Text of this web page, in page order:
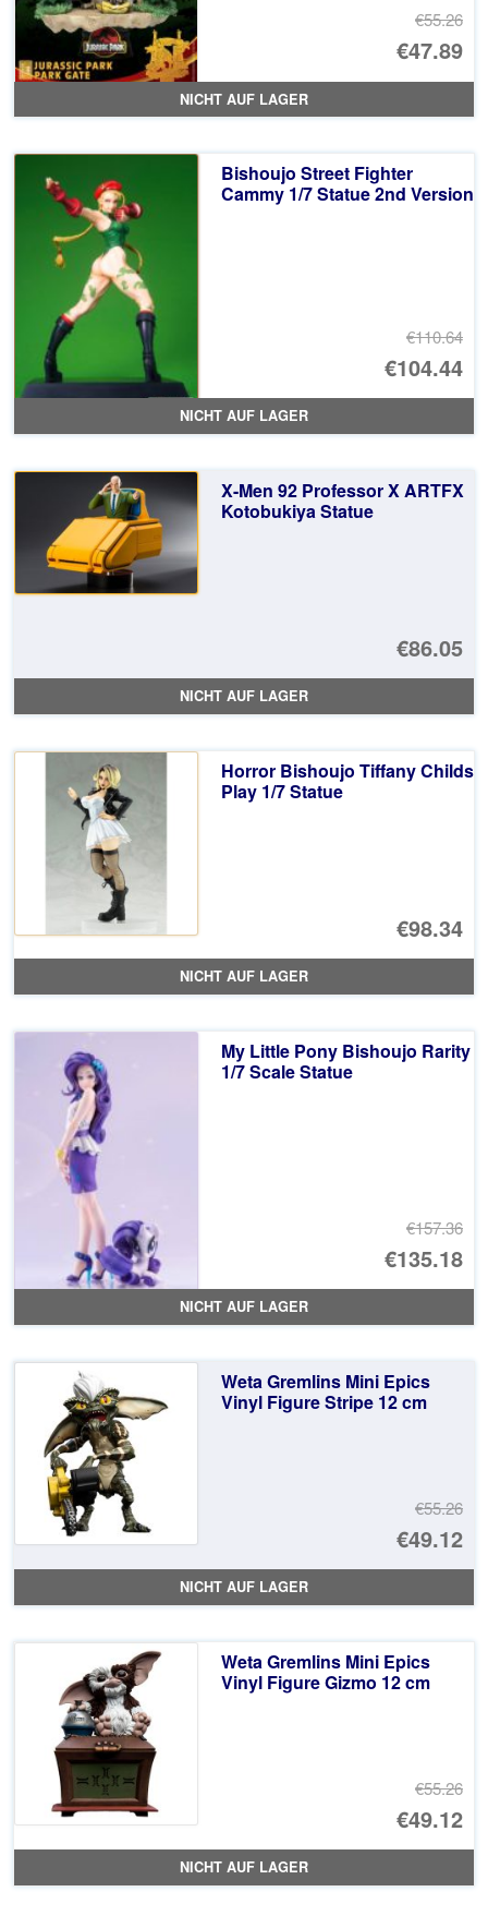
€55.26
€47.89
NICHT AUF LAGER
Bishoujo Street Fighter
Cammy 1/7 Statue 2nd Version
€110.64
€104.44
NICHT AUF LAGER
X-Men 92 Professor X ARTFX
Kotobukiya Statue
€86.05
NICHT AUF LAGER
Horror Bishoujo Tiffany Childs
Play 1/7 Statue
€98.34
NICHT AUF LAGER
My Little Pony Bishoujo Rarity
1/7 Scale Statue
€157.36
€135.18
NICHT AUF LAGER
Weta Gremlins Mini Epics
Vinyl Figure Stripe 12 cm
€55.26
€49.12
NICHT AUF LAGER
Weta Gremlins Mini Epics
Vinyl Figure Gizmo 12 cm
€55.26
€49.12
NICHT AUF LAGER